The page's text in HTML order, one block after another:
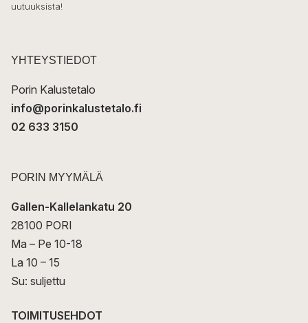
k
t
uutuuksista!
YHTEYSTIEDOT
Porin Kalustetalo
info@porinkalustetalo.fi
02 633 3150
PORIN MYYMÄLÄ
Gallen-Kallelankatu 20
28100 PORI
Ma – Pe 10-18
La 10 – 15
Su: suljettu
TOIMITUSEHDOT